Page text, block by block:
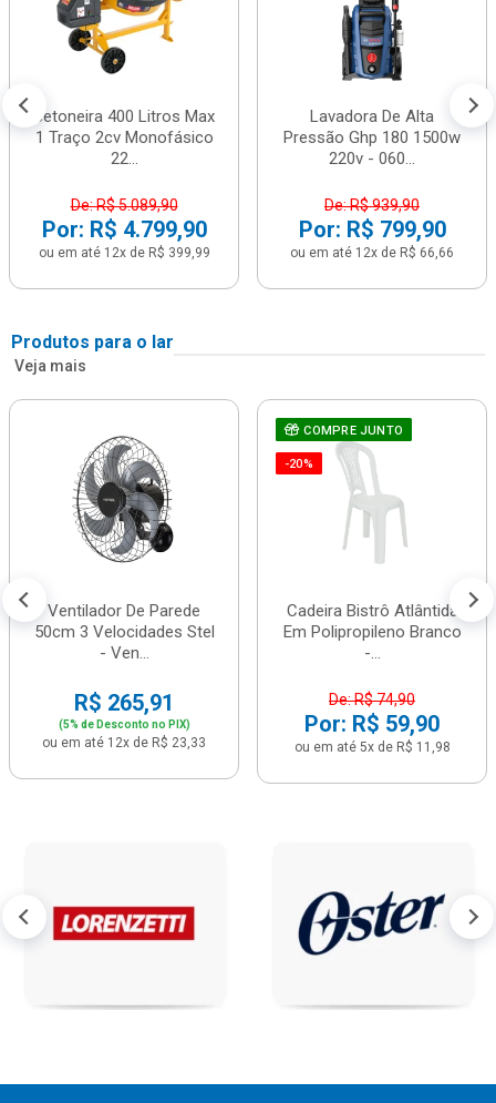
Betoneira 400 Litros Max
1 Traço 2cv Monofásico
22...
De: R$ 5.089,90
Por: R$ 4.799,90
ou em até 12x de R$ 399,99
Lavadora De Alta
Pressão Ghp 180 1500w
220v - 060...
De: R$ 939,90
Por: R$ 799,90
ou em até 12x de R$ 66,66
Produtos para o lar
Veja mais
Ventilador De Parede
50cm 3 Velocidades Stel
- Ven...
R$ 265,91
(5% de Desconto no PIX)
ou em até 12x de R$ 23,33
COMPRE JUNTO
-20%
Cadeira Bistrô Atlântida
Em Polipropileno Branco
-...
De: R$ 74,90
Por: R$ 59,90
ou em até 5x de R$ 11,98